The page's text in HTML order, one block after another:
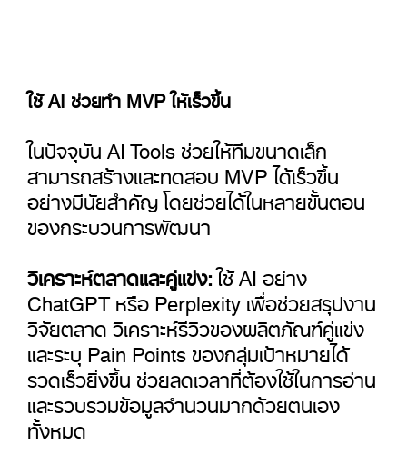
ใช้ AI ช่วยทำ MVP ให้เร็วขึ้น
ในปัจจุบัน AI Tools ช่วยให้ทีมขนาดเล็ก
สามารถสร้างและทดสอบ MVP ได้เร็วขึ้น
อย่างมีนัยสำคัญ โดยช่วยได้ในหลายขั้นตอน
ของกระบวนการพัฒนา
วิเคราะห์ตลาดและคู่แข่ง:ใช้ AI อย่าง
ChatGPTหรือPerplexityเพื่อช่วยสรุปงาน
วิจัยตลาด วิเคราะห์รีวิวของผลิตภัณฑ์คู่แข่ง
และระบุ Pain Points ของกลุ่มเป้าหมายได้
รวดเร็วยิ่งขึ้น ช่วยลดเวลาที่ต้องใช้ในการอ่าน
และรวบรวมข้อมูลจำนวนมากด้วยตนเอง
ทั้งหมด